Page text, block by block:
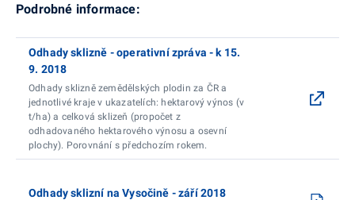
Podrobné informace:
Odhady sklizně - operativní zpráva - k 15.
9. 2018
Odhady sklizně zemědělských plodin za ČR a
jednotlivé kraje v ukazatelích: hektarový výnos (v
t/ha) a celková sklizeň (propočet z
odhadovaného hektarového výnosu a osevní
plochy). Porovnání s předchozím rokem.
Odhady sklizní na Vysočině - září 2018